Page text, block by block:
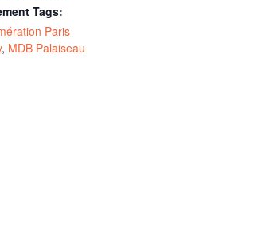
Tags:
Paris
, MDB Palaiseau